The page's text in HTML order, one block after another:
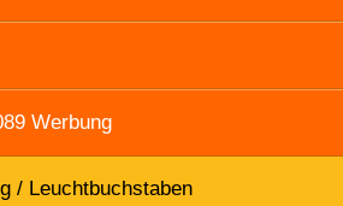
Werbung
/ Leuchtbuchstaben